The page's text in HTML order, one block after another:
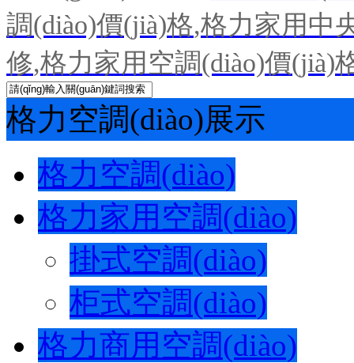
調(diào)價(jià)格,格力家用中
修,格力家用空調(diào)價(jià)
格力空調(diào)展示
格力空調(diào)
格力家用空調(diào)
掛式空調(diào)
柜式空調(diào)
格力商用空調(diào)